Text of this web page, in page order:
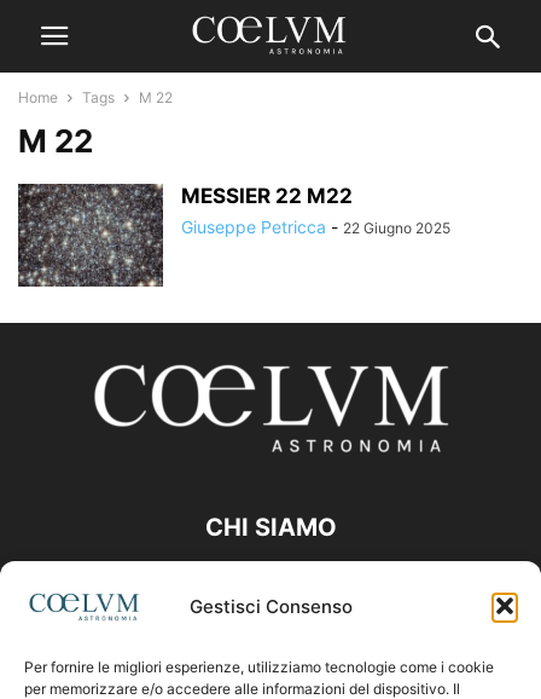
Gestisci Consenso
Per fornire le migliori esperienze, utilizziamo tecnologie come i cookie
per memorizzare e/o accedere alle informazioni del dispositivo. Il
Home Tags M 22
M 22
MESSIER 22 M22
Giuseppe Petricca - 22 Giugno 2025
CHI SIAMO
Contattaci:coelumastro@coelum.com
SEGUICI